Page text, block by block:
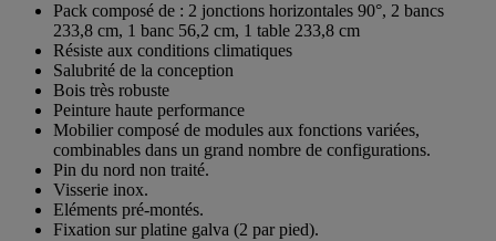
Pack composé de : 2 jonctions horizontales 90°, 2 bancs
233,8 cm, 1 banc 56,2 cm, 1 table 233,8 cm
Résiste aux conditions climatiques
Salubrité de la conception
Bois très robuste
Peinture haute performance
Mobilier composé de modules aux fonctions variées,
combinables dans un grand nombre de configurations.
Pin du nord non traité.
Visserie inox.
Eléments pré-montés.
Fixation sur platine galva (2 par pied).